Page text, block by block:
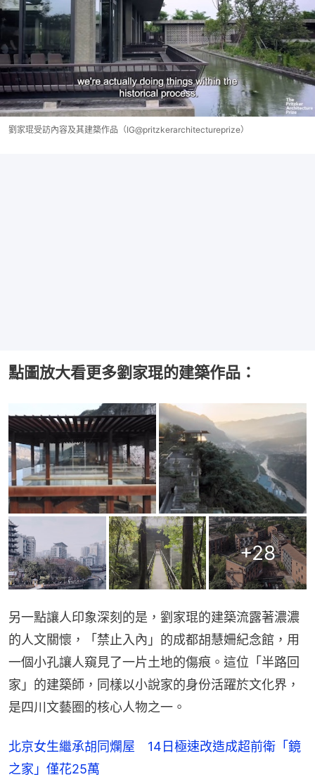
劉家琨受訪內容及其建築作品（IG@pritzkerarchitectureprize）
點圖放大看更多劉家琨的建築作品：
+28
另一點讓人印象深刻的是，劉家琨的建築流露著濃濃
的人文關懷，「禁止入內」的成都胡慧姍紀念館，用
一個小孔讓人窺見了一片土地的傷痕。這位「半路回
家」的建築師，同樣以小說家的身份活躍於文化界，
是四川文藝圈的核心人物之一。
北京女生繼承胡同爛屋 14日極速改造成超前衛「鏡
之家」僅花25萬